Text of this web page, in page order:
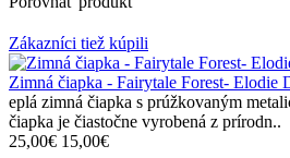
Zákazníci tiež kúpili
Zimná čiapka - Fairytale Forest- Elodie
eplá zimná čiapka s prúžkovaným
čiapka je čiastočne vyrobená z prírodn..
25,00€ 15,00€